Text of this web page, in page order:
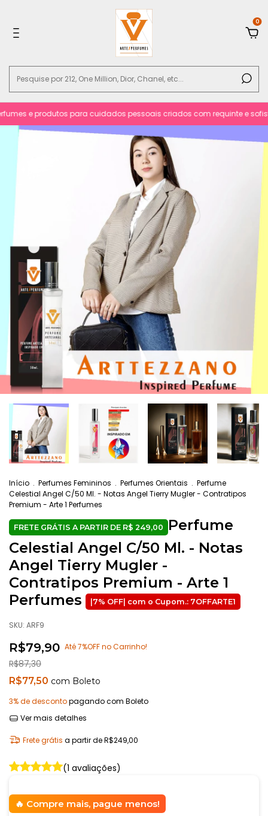
0
e produtos para cuidados pessoais criados com requinte e
Início . Perfumes Femininos . Perfumes Orientais . Perfume
Celestial Angel C/50 Ml. - Notas Angel Tierry Mugler - Contratipos
Premium - Arte 1 Perfumes
Perfume
Celestial Angel C/50 Ml. - Notas
Angel Tierry Mugler -
Contratipos Premium - Arte 1
Perfumes
SKU: ARF9
R$79,90 Até 7%OFF no Carrinho!
R$87,30
R$77,50 com Boleto
3% de descontopagando com Boleto
Ver mais detalhes
Frete grátis a partir deR$249,00
(1 avaliações)
Compre mais, pague menos!